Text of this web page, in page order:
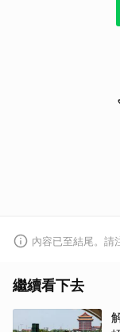
內容已至結尾。請
繼續看下去